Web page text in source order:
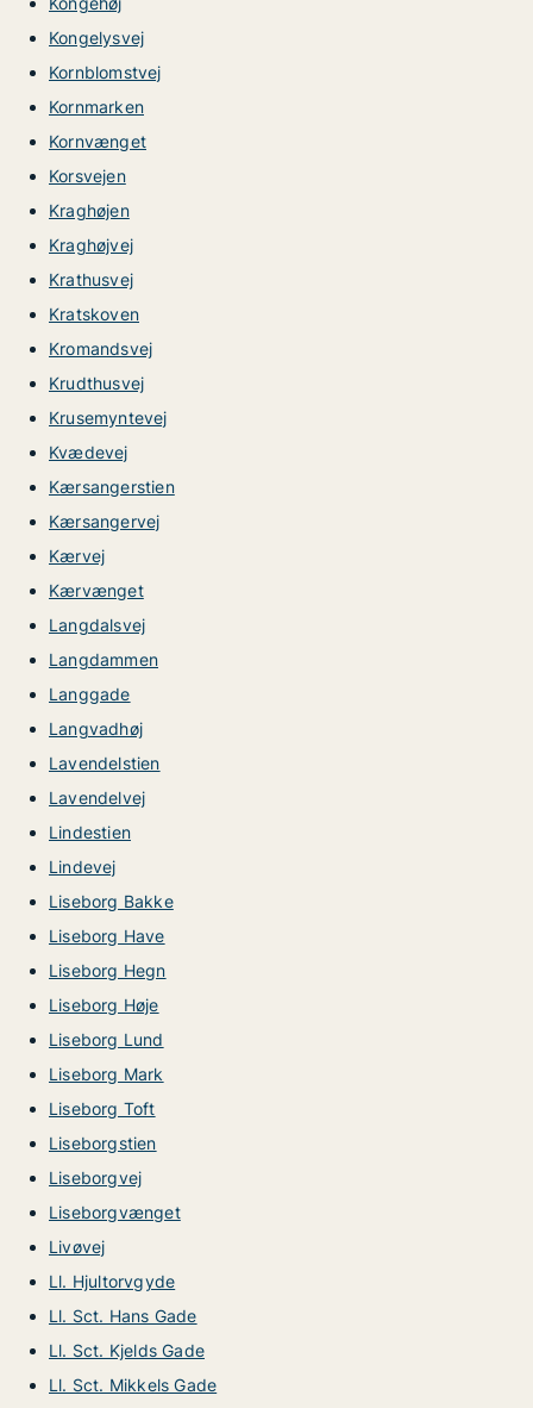
Kongelysvej
Kornblomstvej
Kornmarken
Kornvænget
Korsvejen
Kraghøjen
Kraghøjvej
Krathusvej
Kratskoven
Kromandsvej
Krudthusvej
Krusemyntevej
Kvædevej
Kærsangerstien
Kærsangervej
Kærvej
Kærvænget
Langdalsvej
Langdammen
Langgade
Langvadhøj
Lavendelstien
Lavendelvej
Lindestien
Lindevej
Liseborg Bakke
Liseborg Have
Liseborg Hegn
Liseborg Høje
Liseborg Lund
Liseborg Mark
Liseborg Toft
Liseborgstien
Liseborgvej
Liseborgvænget
Livøvej
Ll. Hjultorvgyde
Ll. Sct. Hans Gade
Ll. Sct. Kjelds Gade
Ll. Sct. Mikkels Gade